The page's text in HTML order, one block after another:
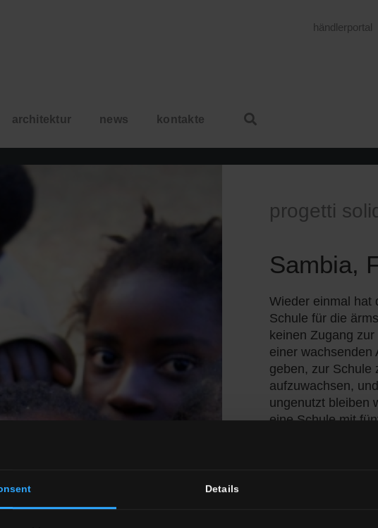
Details
händlerportal
architektur news kontakte
progetti
Sambia,
Wieder einmal hat
Schule für die
keinen Zugang
einer wachsenden
geben, zur Schule
aufzuwachsen,
ungenutzt bleiben
eine Schule mit
enthalten
manchmal sogar
besuchen all
Schule im zehn
Kinder zu
ertragen. Das